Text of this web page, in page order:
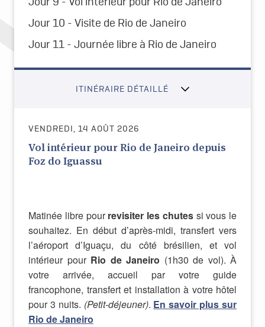
Jour 9 - Vol intérieur pour Rio de Janeiro
Jour 10 - Visite de Rio de Janeiro
Jour 11 - Journée libre à Rio de Janeiro
ITINÉRAIRE DÉTAILLÉ
VENDREDI, 14 AOÛT 2026
Vol intérieur pour Rio de Janeiro depuis
Foz do Iguassu
Matinée libre pourrevisiter les chutessi vous le
souhaitez. En début d’après-midi, transfert vers
l’aéroport d’Iguaçu, du côté brésilien, et vol
intérieur pour Rio de Janeiro (1h30 de vol). À
votre arrivée, accueil par votre guide
francophone, transfert et installation à votre hôtel
pour 3 nuits. (Petit-déjeuner). En savoir plus sur
Rio de Janeiro